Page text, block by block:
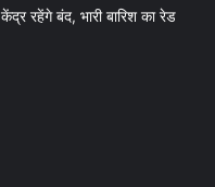
रहेंगे बंद, भारी बारिश का रेड